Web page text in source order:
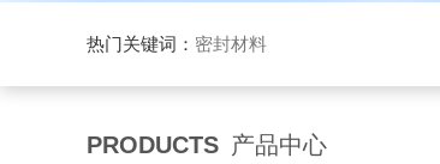
热门关键词： 密封材料
PRODUCTS 产品中心